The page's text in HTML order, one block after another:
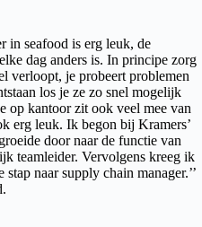
in seafood is erg leuk, de
dag anders is. In principe zorg
verloopt, je probeert problemen
los je ze zo snel mogelijk
op kantoor zit ook veel mee van
erg leuk. Ik begon bij Kramers’
door naar de functie van
teamleider. Vervolgens kreeg ik
naar supply chain manager.’’